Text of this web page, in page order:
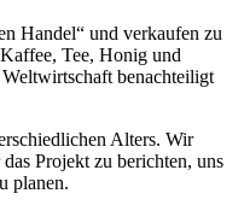
Handel“ und verkaufen zu
Tee, Honig und
benachteiligt
Alters. Wir
Projekt zu berichten, uns
planen.